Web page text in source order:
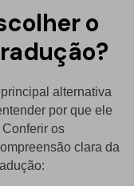
o
alternativa
por que ele
os
clara da